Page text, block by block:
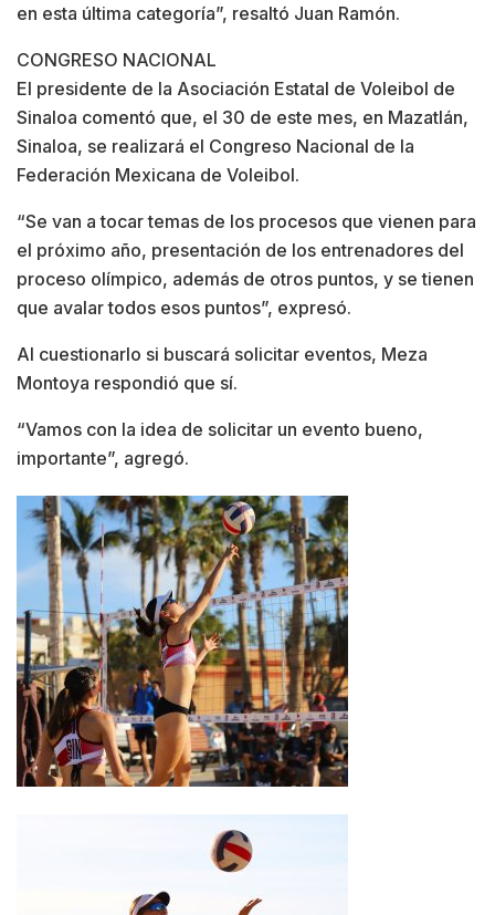
en esta última categoría”, resaltó Juan Ramón.
CONGRESO NACIONAL
El presidente de la Asociación Estatal de Voleibol de
Sinaloa comentó que, el 30 de este mes, en Mazatlán,
Sinaloa, se realizará el Congreso Nacional de la
Federación Mexicana de Voleibol.
“Se van a tocar temas de los procesos que vienen para
el próximo año, presentación de los entrenadores del
proceso olímpico, además de otros puntos, y se tienen
que avalar todos esos puntos”, expresó.
Al cuestionarlo si buscará solicitar eventos, Meza
Montoya respondió que sí.
“Vamos con la idea de solicitar un evento bueno,
importante”, agregó.